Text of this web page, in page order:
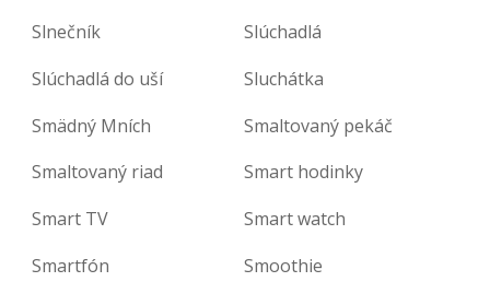
Slnečník
Slúchadlá
Slúchadlá do uší
Sluchátka
Smädný Mních
Smaltovaný pekáč
Smaltovaný riad
Smart hodinky
Smart TV
Smart watch
Smartfón
Smoothie